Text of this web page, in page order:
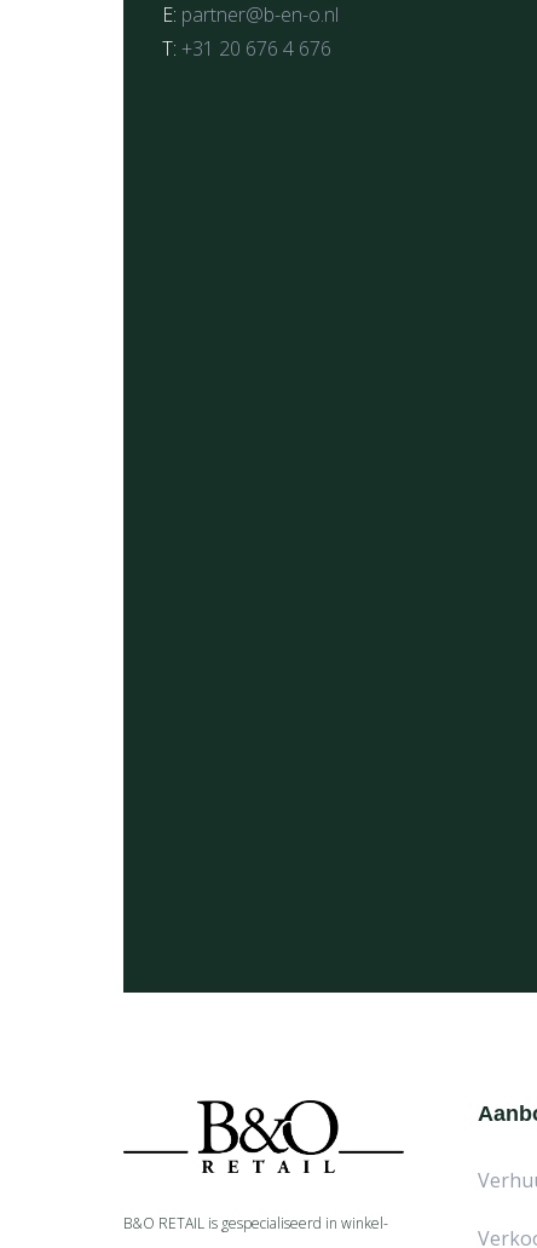
E: partner@b-en-o.nl
T: +31 20 676 4 676
B&O RETAIL is gespecialiseerd in winkel-